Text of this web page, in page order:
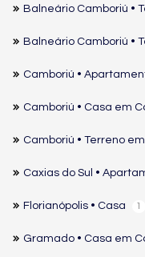
Balneário Camboriú •
Balneário Camboriú •
Camboriú •
Camboriú • Casa em
Camboriú • Terreno
Caxias do Sul •
Florianópolis • Casa 1
Gramado • Casa em